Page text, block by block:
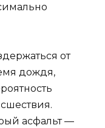
от
дождя,
асфальт —